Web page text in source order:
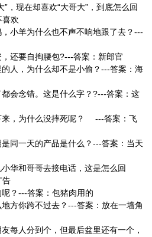
，现在却喜欢“大哥大”，到底怎么回
喜欢
小羊为什么也不声不响地跟了去？---
还要自掏腰包?---答案：新郎官
人，为什么却不是小偷？---答案：海
会念错。这是什么字？?---答案：这
来，为什么没摔死呢？ ---答案：飞
同一天的产品是什么？---答案：当天
华和哥哥去接电话，这是怎么回
告
？---答案：包猪肉用的
方你跨不过去？---答案：放在一墙角
每人分到个，但最后盆里还有一个，